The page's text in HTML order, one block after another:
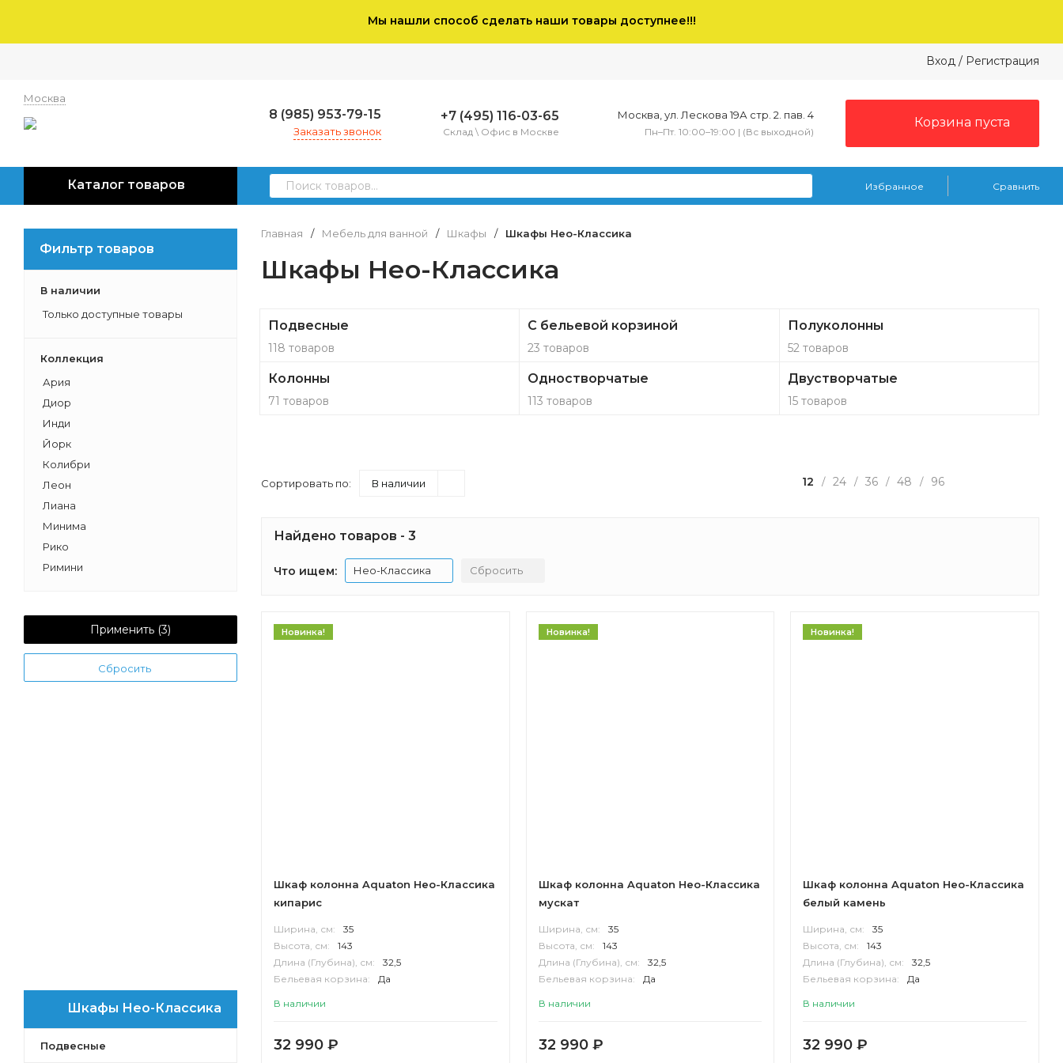
Мы нашли способ сделать наши товары доступнее!!!
Москва
Вход / Регистрация
8 (985) 953-79-15
Заказать звонок
+7 (495) 116-03-65
Склад \ Офис в Москве
Москва, ул. Лескова 19А стр. 2. пав. 4
Пн–Пт. 10:00–19:00 | (Вс выходной)
Корзина пуста
Каталог товаров Избранное Сравнить
Фильтр товаров
В наличии
Только доступные товары
Коллекция
Ария
Диор
Инди
Йорк
Колибри
Леон
Лиана
Минима
Рико
Римини
Сохо
Применить (3)
Сбросить
Шкафы Нео-Классика
Подвесные
Главная / Мебель для ванной / Шкафы / Шкафы Нео-Классика
Шкафы Нео-Классика
Подвесные
118 товаров
С бельевой корзиной
23 товаров
Полуколонны
52 товаров
Колонны
71 товаров
Одностворчатые
113 товаров
Двустворчатые
15 товаров
Сортировать по: В наличии 12 / 24 / 36 / 48 / 96
Найдено товаров - 3
Что ищем: Нео-Классика Сбросить
Новинка!
Шкаф колонна Aquaton Нео-Классика
кипарис
Ширина, см:
35
Высота, см:
143
Длина (Глубина), см:
32,5
Бельевая корзина:
Да
В наличии
32 990 ₽
Новинка!
Шкаф колонна Aquaton Нео-Классика
мускат
Ширина, см:
35
Высота, см:
143
Длина (Глубина), см:
32,5
Бельевая корзина:
Да
В наличии
32 990 ₽
Новинка!
Шкаф колонна Aquaton Нео-Классика
белый камень
Ширина, см:
35
Высота, см:
143
Длина (Глубина), см:
32,5
Бельевая корзина:
Да
В наличии
32 990₽